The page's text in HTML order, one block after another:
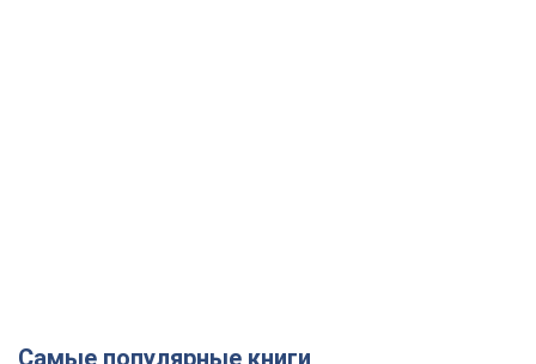
Самые популярные книги